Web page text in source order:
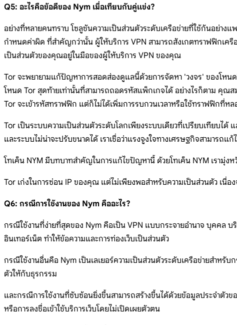
Q5: อะไรคือข้อดีของ Nym เมื่อเทียบกับคู่แข่ง?
อย่างที่หลายคนทราบ โซลูชันความเป็นส่วนตัวระดับเครือข่ายที่ใช้กันอย่าง
กำหนดค่าผิด ที่สำคัญกว่านั้น ผู้ให้บริการ VPN สามารถสังเกตทราฟฟิกเครือ
เป็นส่วนตัวของคุณอยู่ในมือของผู้ให้บริการ VPN ของคุณ
Tor จะพยายามแก้ปัญหาการสอดส่องดูแลนี้ด้วยการจัดหา 'วงจร' ของโหน
โหนด Tor สุดท้ายเท่านั้นที่สามารถถอดรหัสแพ็กเกจได้ อย่างไรก็ตาม คุณ
Tor จะเข้ารหัสทราฟฟิก แต่ก็ไม่ได้เพิ่มการรบกวนเวลาหรือใช้ทราฟฟิกที่
Tor เป็นระบบความเป็นส่วนตัวระดับโลกเพียงระบบเดียวที่เปรียบเทียบได้
และระบบไม่น่าจะปรับขนาดได้ เราเชื่อว่าแรงจูงใจทางเศรษฐกิจสามาร
โทเค็น NYM มีบทบาทสำคัญในการแก้ไขปัญหานี้ ด้วยโทเค็น NYM เรามุ่ง
Tor เก่งในการซ่อน IP ของคุณ แต่ไม่เพียงพอสำหรับความเป็นส่วนตัว เนื่อ
Q6: กรณีการใช้งานของ Nym คืออะไร?
กรณีใช้งานที่ง่ายที่สุดของ Nym คือเป็น VPN แบบกระจายอำนาจ บุคคล
อินเทอร์เน็ต ทำให้ข้อความและการท่องเว็บเป็นส่วนตัว
กรณีใช้งานอื่นคือ Nym เป็นเลเยอร์ความเป็นส่วนตัวระดับเครือข่ายสำหรั
ตัวให้กับธุรกรรม
และกรณีการใช้งานที่ซับซ้อนยิ่งขึ้นสามารถสร้างขึ้นได้ด้วยข้อมูลประจำตัว
หรือการลงชื่อเข้าใช้บริการเว็บโดยไม่เปิดเผยตัวตน